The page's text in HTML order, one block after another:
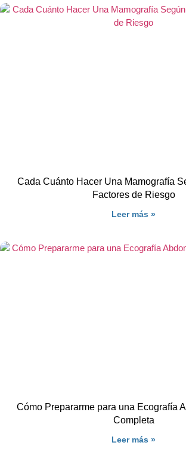
Cada Cuánto Hacer Una Mamografía
Factores de Riesgo
Leer más »
Cómo Prepararme para una Ecografía
Completa
Leer más »